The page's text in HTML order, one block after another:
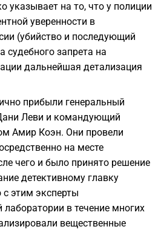
указывает на то, что у полиции
уверенности в
(убийство и последующий
судебного запрета на
дальнейшая детализация
прибыли генеральный
Леви и командующий
Амир Коэн. Они провели
на месте
чего и было принято решение
детективному главку
этим эксперты
в течение многих
вещественные